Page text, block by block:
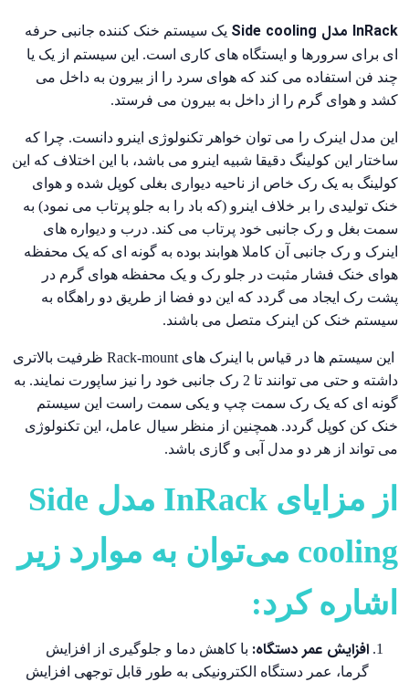
InRack مدل Side cooling
یک سیستم خنک کننده جانبی حرفه
ای برای سرورها و ایستگاه های کاری است. این سیستم از یک یا
چند فن استفاده می کند که هوای سرد را از بیرون به داخل می
کشد و هوای گرم را از داخل به بیرون می فرستد.
این مدل اینرک را می توان خواهر تکنولوژی اینرو دانست. چرا که
ساختار این کولینگ دقیقا شبیه اینرو می باشد، با این اختلاف که این
کولینگ به یک رک خاص از ناحیه دیواری بغلی کوپل شده و هوای
خنک تولیدی را بر خلاف اینرو (که باد را به جلو پرتاب می نمود) به
سمت بغل و رک جانبی خود پرتاب می کند. درب و دیواره های
اینرک و رک جانبی آن کاملا هوابند بوده به گونه ای که یک محفظه
هوای خنک فشار مثبت در جلو رک و یک محفظه هوای گرم در
پشت رک ایجاد می گردد که این دو فضا از طریق دو راهگاه به
سیستم خنک کن اینرک متصل می باشند.
این سیستم ها در قیاس با اینرک های Rack-mount ظرفیت بالاتری
داشته و حتی می توانند تا 2 رک جانبی خود را نیز ساپورت نمایند. به
گونه ای که یک رک سمت چپ و یکی سمت راست این سیستم
خنک کن کوپل گردد. همچنین از منظر سیال عامل، این تکنولوژی
می تواند از هر دو مدل آبی و گازی باشد.
از مزایای InRack مدل Side
cooling می‌توان به موارد زیر
اشاره کرد:
افزایش عمر دستگاه: با کاهش دما و جلوگیری از افزایش
گرما، عمر دستگاه الکترونیکی به طور قابل توجهی افزایش